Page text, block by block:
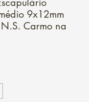
9x12mm
N.S. Carmo na